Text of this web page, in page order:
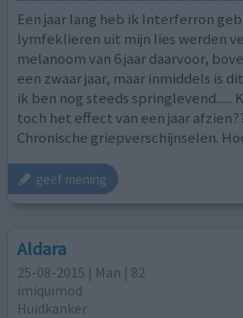
Een jaar lang heb ik Interferron
lymfeklieren uit mijn lies werden
melanoom van 6 jaar daarvoor,
een zwaar jaar, maar inmiddels is
ik ben nog steeds springlevend......
toch het effect van een jaar
Chronische griepverschijnselen.
geef mening
Aldara
25-08-2015 | Man | 82
imiquimod
Huidkanker